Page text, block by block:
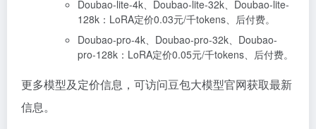
Doubao-lite-4k、Doubao-lite-32k、Doubao-lite-
128k：LoRA定价0.03元/千tokens、后付费。
Doubao-pro-4k、Doubao-pro-32k、Doubao-
pro-128k：LoRA定价0.05元/千tokens、后付费。
更多模型及定价信息，可访问豆包大模型官网获取最新
信息。